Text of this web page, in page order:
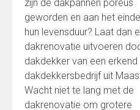
zijn de dakpannen poreus
geworden en aan het
hun levensduur? Laat dan
dakrenovatie uitvoeren
dakdekker van een erkend
dakdekkersbedrijf uit
Wacht niet te lang met de
dakrenovatie om grotere